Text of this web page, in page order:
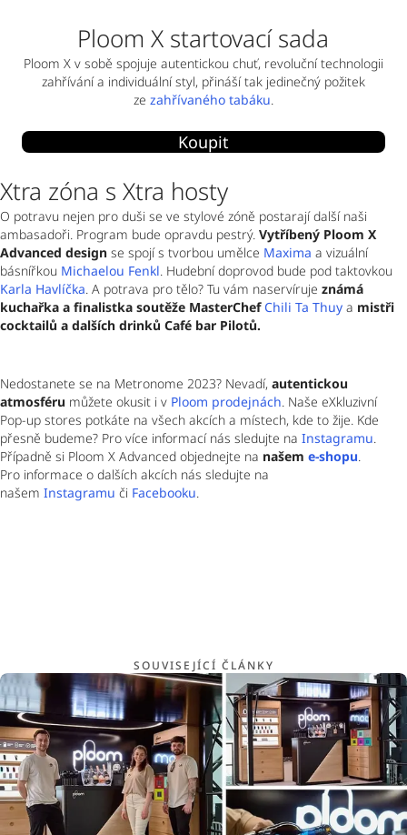
Ploom X startovací sada
Ploom X v sobě spojuje autentickou chuť, revoluční technologii
zahřívání a individuální styl, přináší tak jedinečný požitek
ze zahřívaného tabáku.
Koupit
Xtra zóna s Xtra hosty
O potravu nejen pro duši se ve stylové zóně postarají další naši
ambasadoři. Program bude opravdu pestrý. Vytříbený Ploom X
Advanced design se spojí s tvorbou umělce Maxima a vizuální
básnířkou Michaelou Fenkl
Karla Havlíčka. A potrava pro tělo? Tu vám naservíruje známá
kuchařka a finalistka soutěže MasterChef Chili Ta Thuy a mistři
cocktailů a dalších drinků Café bar Pilotů.
Nedostanete se na Metronome 2023? Nevadí, autentickou
atmosféru můžete okusit i v Ploom prodejnách. Naše eXkluzivní
Pop-up stores potkáte na všech akcích a místech, kde to žije. Kde
přesně budeme? Pro více informací nás sledujte na Instagramu.
Případně si Ploom X Advanced objednejte na našem e-shopu.
Pro informace o dalších akcích nás sledujte na
našem Instagramu či Facebooku.
SOUVISEJÍCÍ ČLÁNKY